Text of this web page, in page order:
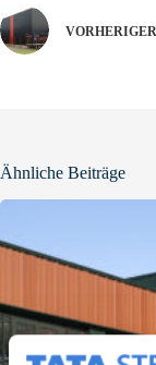
VORHERIGER
Ähnliche Beiträge